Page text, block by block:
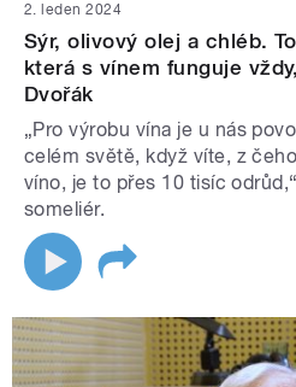
2. leden 2024
Sýr, olivový olej a chléb.
která s vínem funguje
Dvořák
„Pro výrobu vína je u nás
celém světě, když víte, z
víno, je to přes 10 tisíc
someliér.